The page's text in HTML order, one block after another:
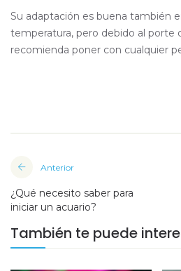
Su adaptación es buena también
temperatura, pero debido al porte
recomienda poner con cualquier
Anterior
¿Qué necesito saber para
iniciar un acuario?
También te puede